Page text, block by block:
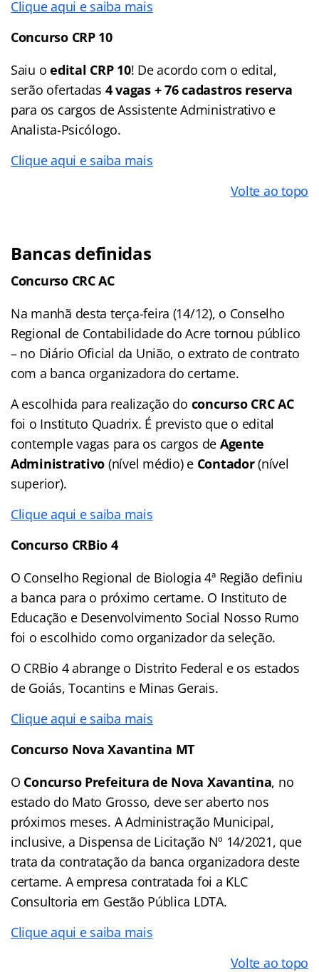
Clique aqui e saiba mais
Concurso CRP 10
Saiu oedital CRP 10! De acordo com o edital,
serão ofertadas 4 vagas + 76 cadastros reserva
para os cargos de Assistente Administrativo e
Analista-Psicólogo.
Clique aqui e saiba mais
Volte ao topo
Bancas definidas
Concurso CRC AC
Na manhã desta terça-feira (14/12), o Conselho
Regional de Contabilidade do Acre tornou público
– no Diário Oficial da União, o extrato de contrato
com a banca organizadora do certame.
A escolhida para realização do concurso CRC AC
foi o Instituto Quadrix. É previsto que o edital
contemple vagas para os cargos de Agente
Administrativo (nível médio) e Contador(nível
superior).
Clique aqui e saiba mais
Concurso CRBio 4
O Conselho Regional de Biologia 4ª Região definiu
a banca para o próximo certame. O Instituto de
Educação e Desenvolvimento Social Nosso Rumo
foi o escolhido como organizador da seleção.
O CRBio 4 abrange o Distrito Federal e os estados
de Goiás, Tocantins e Minas Gerais.
Clique aqui e saiba mais
Concurso Nova Xavantina MT
O Concurso Prefeitura de Nova Xavantina, no
estado do Mato Grosso, deve ser aberto nos
próximos meses. A Administração Municipal,
inclusive, a Dispensa de Licitação Nº 14/2021, que
trata da contratação da banca organizadora deste
certame. A empresa contratada foi a KLC
Consultoria em Gestão Pública LDTA.
Clique aqui e saiba mais
Volte ao topo